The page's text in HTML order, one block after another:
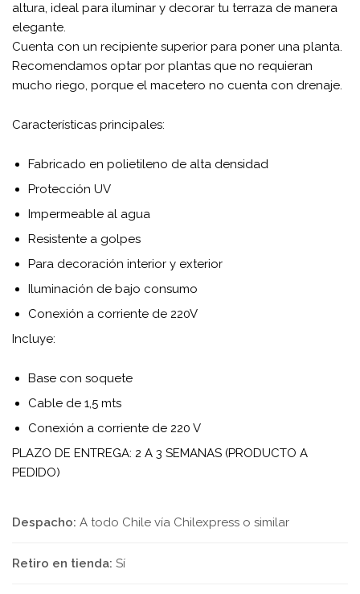
altura, ideal para iluminar y decorar tu terraza de manera
elegante.
Cuenta con un recipiente superior para poner una planta.
Recomendamos optar por plantas que no requieran
mucho riego, porque el macetero no cuenta con drenaje.
Características principales:
Fabricado en polietileno de alta densidad
Protección UV
Impermeable al agua
Resistente a golpes
Para decoración interior y exterior
Iluminación de bajo consumo
Conexión a corriente de 220V
Incluye:
Base con soquete
Cable de 1,5 mts
Conexión a corriente de 220 V
PLAZO DE ENTREGA: 2 A 3 SEMANAS (PRODUCTO A
PEDIDO)
Despacho: A todo Chile vía Chilexpress o similar
Retiro en tienda: Sí